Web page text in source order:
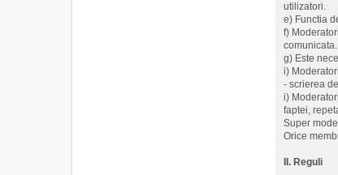
utilizatori.
e) Functia
f)
comunicata.
g) Este
i)
- scrierea
i)
faptei,
Super
Orice
II. Reguli